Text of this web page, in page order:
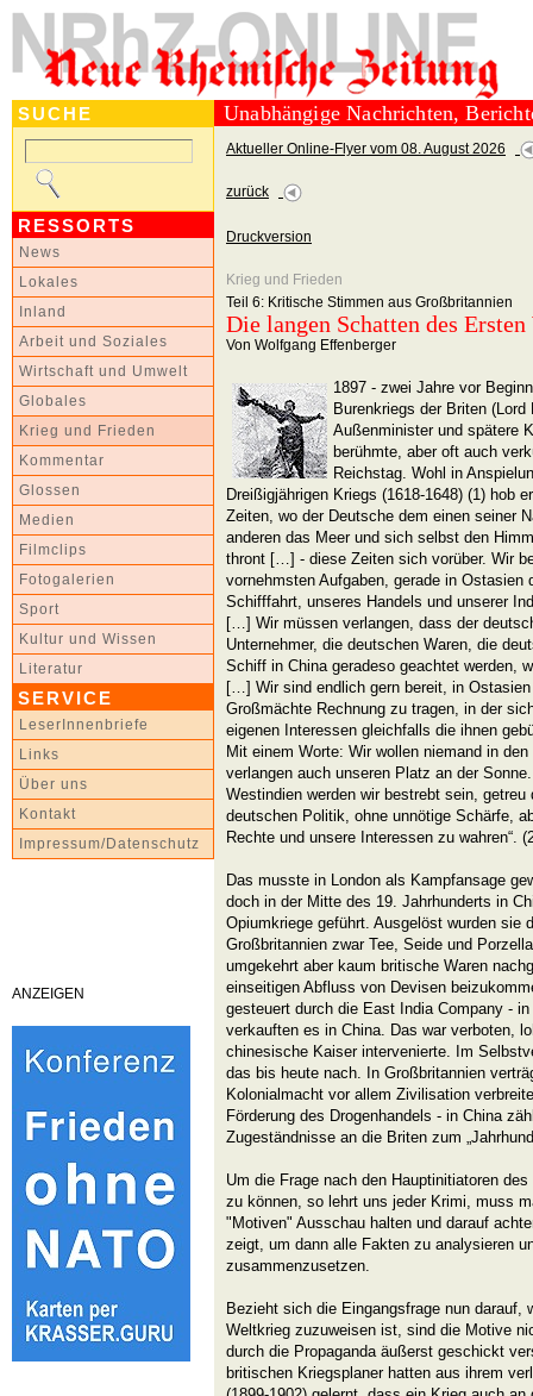
SUCHE
RESSORTS
News
Lokales
Inland
Arbeit und Soziales
Wirtschaft und Umwelt
Globales
Krieg und Frieden
Kommentar
Glossen
Medien
Filmclips
Fotogalerien
Sport
Kultur und Wissen
Literatur
SERVICE
LeserInnenbriefe
Links
Über uns
Kontakt
Impressum/Datenschutz
ANZEIGEN
Unabhängige Nachrichten,
Aktueller Online-Flyer vom 08. August 2026
zurück
Druckversion
Krieg und Frieden
Teil 6: Kritische Stimmen aus Großbritannien
Die langen Schatten des
Von Wolfgang Effenberger
1897 - zwei Jahre vor
Burenkriegs der Briten
Außenminister und spätere
berühmte, aber oft auch
Reichstag. Wohl in
Dreißigjährigen Kriegs (1618-1648) (1) hob
Zeiten, wo der Deutsche dem einen seiner
anderen das Meer und sich selbst den
thront […] - diese Zeiten sich vorüber. Wir
vornehmsten Aufgaben, gerade in Ostasien
Schifffahrt, unseres Handels und unserer
[…] Wir müssen verlangen, dass der
Unternehmer, die deutschen Waren, die
Schiff in China geradeso geachtet werden,
[…] Wir sind endlich gern bereit, in
Großmächte Rechnung zu tragen, in der
eigenen Interessen gleichfalls die ihnen
Mit einem Worte: Wir wollen niemand in
verlangen auch unseren Platz an der
Westindien werden wir bestrebt sein, getreu
deutschen Politik, ohne unnötige Schärfe,
Rechte und unsere Interessen zu wahren“.
Das musste in London als Kampfansage
doch in der Mitte des 19. Jahrhunderts in
Opiumkriege geführt. Ausgelöst wurden sie
Großbritannien zwar Tee, Seide und
umgekehrt aber kaum britische Waren
einseitigen Abfluss von Devisen
gesteuert durch die East India Company -
verkauften es in China. Das war verboten,
chinesische Kaiser intervenierte. Im
das bis heute nach. In Großbritannien
Kolonialmacht vor allem Zivilisation
Förderung des Drogenhandels - in China
Zugeständnisse an die Briten zum
Um die Frage nach den Hauptinitiatoren
zu können, so lehrt uns jeder Krimi, muss
"Motiven" Ausschau halten und darauf
zeigt, um dann alle Fakten zu analysieren
zusammenzusetzen.
Bezieht sich die Eingangsfrage nun darauf,
Weltkrieg zuzuweisen ist, sind die Motive
durch die Propaganda äußerst geschickt
britischen Kriegsplaner hatten aus ihrem